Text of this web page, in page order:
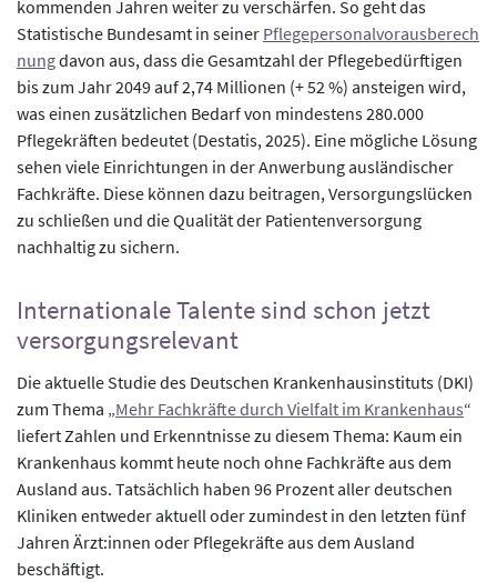
kommenden Jahren weiter zu verschärfen. So geht das
Statistische Bundesamt in seiner Pflegepersonalvorausberech
nungdavon aus, dass die Gesamtzahl der Pflegebedürftigen
bis zum Jahr 2049 auf 2,74 Millionen (+ 52 %) ansteigen wird,
was einen zusätzlichen Bedarf von mindestens 280.000
Pflegekräften bedeutet (Destatis, 2025). Eine mögliche Lösung
sehen viele Einrichtungen in der Anwerbung ausländischer
Fachkräfte. Diese können dazu beitragen, Versorgungslücken
zu schließen und die Qualität der Patientenversorgung
nachhaltig zu sichern.
Internationale Talente sind schon jetzt
versorgungsrelevant
Die aktuelle Studie des Deutschen Krankenhausinstituts (DKI)
zum Thema „Mehr Fachkräfte durch Vielfalt im Krankenhaus“
liefert Zahlen und Erkenntnisse zu diesem Thema: Kaum ein
Krankenhaus kommt heute noch ohne Fachkräfte aus dem
Ausland aus. Tatsächlich haben 96 Prozent aller deutschen
Kliniken entweder aktuell oder zumindest in den letzten fünf
Jahren Ärzt:innen oder Pflegekräfte aus dem Ausland
beschäftigt.